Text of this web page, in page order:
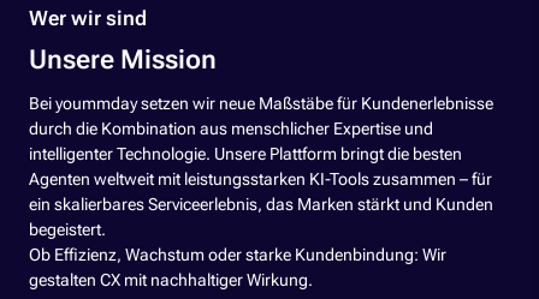
Wer wir sind
Unsere Mission
Bei yoummday setzen wir neue Maßstäbe für Kundenerlebnisse
durch die Kombination aus menschlicher Expertise und
intelligenter Technologie. Unsere Plattform bringt die besten
Agenten weltweit mit leistungsstarken KI-Tools zusammen – für
ein skalierbares Serviceerlebnis, das Marken stärkt und Kunden
begeistert.
Ob Effizienz, Wachstum oder starke Kundenbindung: Wir
gestalten CX mit nachhaltiger Wirkung.